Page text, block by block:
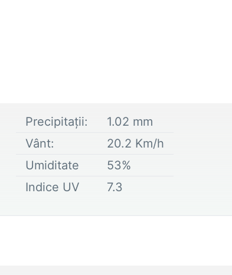
Precipitații: 1.02 mm
Vânt:
20.2 Km/h
Umiditate
53%
Indice UV
7.3